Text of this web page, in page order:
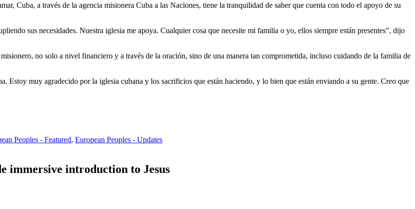
Cuba, a través de la agencia misionera Cuba a las Naciones, tiene la tranquilidad de saber que cuenta con todo el apoyo de su
sus necesidades. Nuestra iglesia me apoya. Cualquier cosa que necesite mi familia o yo, ellos siempre están presentes”, dijo
no solo a nivel financiero y a través de la oración, sino de una manera tan comprometida, incluso cuidando de la familia de
Estoy muy agradecido por la iglesia cubana y los sacrificios que están haciendo, y lo bien que están enviando a su gente. Creo que
Peoples - Featured, European Peoples - Updates
immersive introduction to Jesus